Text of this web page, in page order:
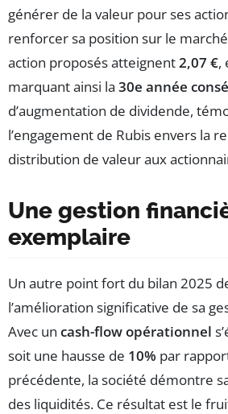
générer de la valeur pour ses
renforcer sa position sur le
action proposés atteignent2,07 €,
marquant ainsi la 30e année
d’augmentation de dividende,
l’engagement de Rubis envers la
distribution de valeur aux
Une gestion
exemplaire
Un autre point fort du bilan 2025
l’amélioration significative de sa
Avec un cash-flow opérationnel
soit une hausse de 10% par
précédente, la société démontre
des liquidités. Ce résultat est le